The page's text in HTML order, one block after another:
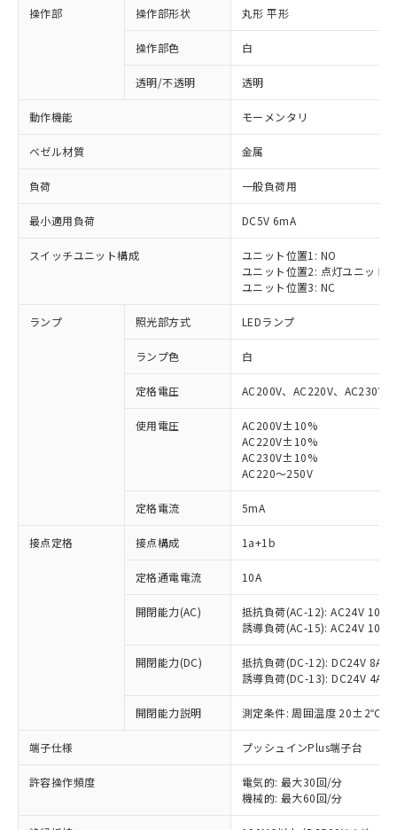
操作部 操作部形状 丸形 平形
操作部色 白
透明/不透明 透明
動作機能 モーメンタリ
ベゼル材質 金属
負荷 一般負荷用
最小適用負荷 DC5V 6mA
スイッチユニット構成
ユニット位置1: NO
ユニット位置2: 点灯ユニット
ユニット位置3: NC
ランプ 照光部方式 LEDランプ
ランプ色 白
定格電圧 AC200V、AC220V、AC230V
使用電圧
AC200V±10%
AC220V±10%
AC230V±10%
AC220～250V
定格電流 5mA
接点定格 接点構成 1a+1b
定格通電電流 10A
開閉能力(AC)
抵抗負荷(AC-12): AC24V 10A/
誘導負荷(AC-15): AC24V
開閉能力(DC)
抵抗負荷(DC-12): DC24V 8A/
誘導負荷(DC-13): DC24V 4A/
開閉能力説明 測定条件: 周囲温度 20±2℃、
端子仕様 プッシュインPlus端子台
許容操作頻度
電気的: 最大30回/分
機械的: 最大60回/分
以下の条件をお読みいただき、同意のうえ
本サービスは、当社制御機器事業取扱
商品の当社在庫状況および標準価格
当社制御機器事業取扱商品の中には、
※1 対応状況
対応済み：EU RoHS指令（10物質）の
非含有に対応した製品が提供可能な商品で
対応予定：EU RoHS指令（10物質）の非含
有に対応した製品に切り替える予定のある
対応予定なし：EU RoHS指令（10物質）の
非含有に非対応の商品で、対応品を出す予
定はありません。
調査・確認中：EU RoHS指令（10物質）の
非含有の対応状況を調査中または確認中の
非該当品：ライセンス料など無形物で、有
害物質有無と関係のない商品です。
仕入先様の事情により、非含有部品として
※1 中国RoHS○×表
「○」：最大均質材料含有率が中国RoHSの
基準値以下であることを示します。
「×」：最大均質材料含有率が中国RoHSの